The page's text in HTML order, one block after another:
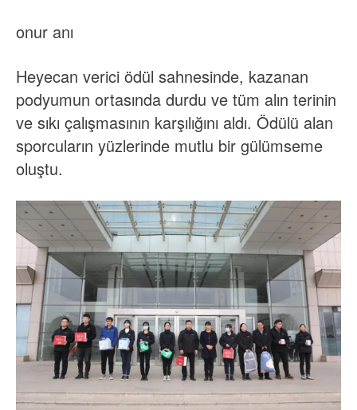
onur anı
Heyecan verici ödül sahnesinde, kazanan
podyumun ortasında durdu ve tüm alın terinin
ve sıkı çalışmasının karşılığını aldı. Ödülü alan
sporcuların yüzlerinde mutlu bir gülümseme
oluştu.